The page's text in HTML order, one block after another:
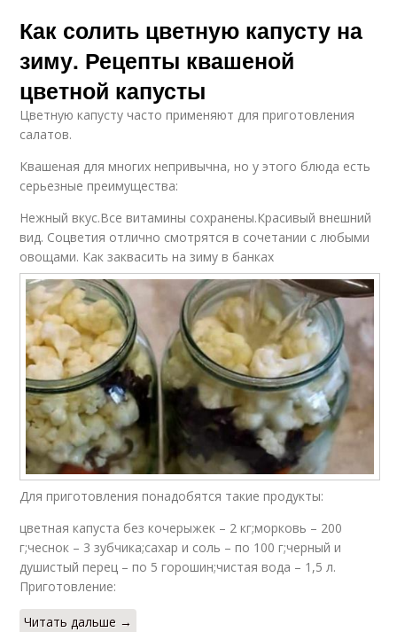
Как солить цветную капусту на
зиму. Рецепты квашеной
цветной капусты
Цветную капусту часто применяют для приготовления
салатов.
Квашеная для многих непривычна, но у этого блюда есть
серьезные преимущества:
Нежный вкус.Все витамины сохранены.Красивый внешний
вид. Соцветия отлично смотрятся в сочетании с любыми
овощами. Как заквасить на зиму в банках
Для приготовления понадобятся такие продукты:
цветная капуста без кочерыжек – 2 кг;морковь – 200
г;чеснок – 3 зубчика;сахар и соль – по 100 г;черный и
душистый перец – по 5 горошин;чистая вода – 1,5 л.
Приготовление:
Читать дальше →